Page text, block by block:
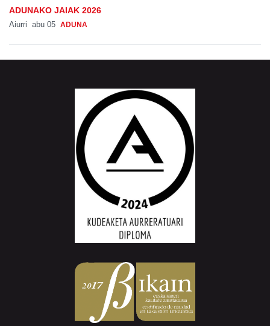
ADUNAKO JAIAK 2026
Aiurri abu 05 ADUNA